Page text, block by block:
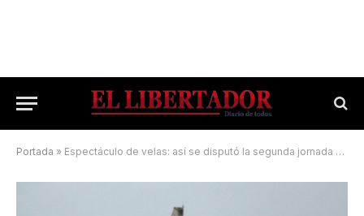
Portada » Espectáculo de velas: así se disputó la segunda jornada de la Regata Posadas – Corrientes